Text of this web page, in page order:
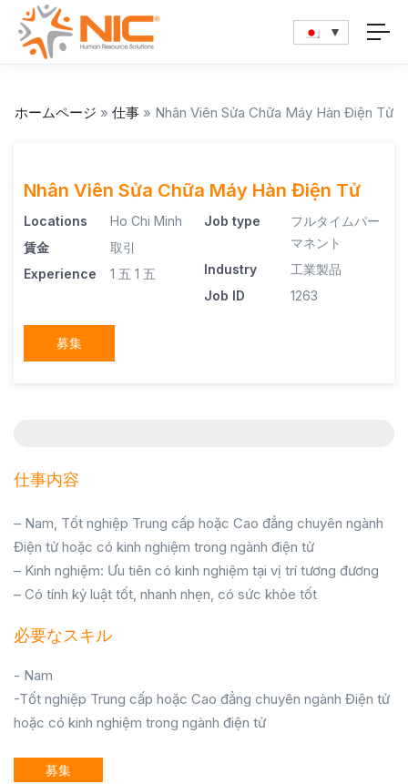
ホームページ » 仕事 » Nhân Viên Sửa Chữa Máy Hàn Điện Tử
Nhân Viên Sửa Chữa Máy Hàn Điện Tử
Locations
Ho Chi Minh
賃金
取引
Experience
1 五 1 五
Job type
フルタイムパー
マネント
Industry
工業製品
Job ID
1263
募集
仕事内容
– Nam, Tốt nghiệp Trung cấp hoặc Cao đẳng chuyên ngành
Điện tử hoặc có kinh nghiệm trong ngành điện tử
– Kinh nghiệm: Ưu tiên có kinh nghiệm tại vị trí tương đương
– Có tính kỷ luật tốt, nhanh nhẹn, có sức khỏe tốt
必要なスキル
- Nam
-Tốt nghiệp Trung cấp hoặc Cao đẳng chuyên ngành Điện tử
hoặc có kinh nghiệm trong ngành điện tử
募集